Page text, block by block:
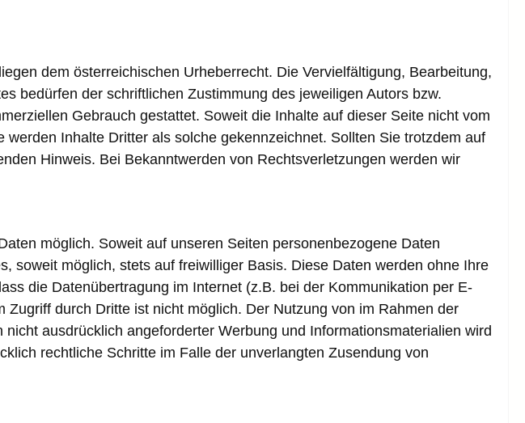
dem österreichischen Urheberrecht. Die Vervielfältigung, Bearbeitung,
bedürfen der schriftlichen Zustimmung des jeweiligen Autors bzw.
Gebrauch gestattet. Soweit die Inhalte auf dieser Seite nicht vom
Inhalte Dritter als solche gekennzeichnet. Sollten Sie trotzdem auf
Hinweis. Bei Bekanntwerden von Rechtsverletzungen werden wir
möglich. Soweit auf unseren Seiten personenbezogene Daten
soweit möglich, stets auf freiwilliger Basis. Diese Daten werden ohne Ihre
die Datenübertragung im Internet (z.B. bei der Kommunikation per E-
durch Dritte ist nicht möglich. Der Nutzung von im Rahmen der
ausdrücklich angeforderter Werbung und Informationsmaterialien wird
rechtliche Schritte im Falle der unverlangten Zusendung von